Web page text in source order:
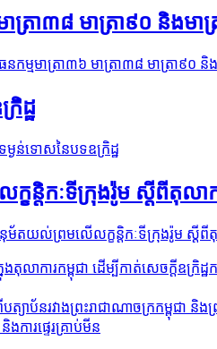
ត្រា៣៨ មាត្រា៩០ និងមា
នកម្មមាត្រា៣៦ មាត្រា៣៨ មាត្រា៩០ និ
ដ្ឋ
ម្ងន់ទោសនៃបទឧក្រិដ្ឋ
តិកៈទីក្រុងរ៉ូម ស្តីពីតុលាក
នុម័តយល់ព្រមលើលក្ខន្តិកៈទីក្រុងរ៉ូម ស្តីពីតុ
ងតុលាការកម្ពុជា ដើម្បីកាត់សេចក្តីឧក្រិ
ប័នរវាងព្រះរាជាណាចក្រកម្ពុជា និងព្
ការផ្ទេរគ្រាប់មីន